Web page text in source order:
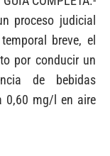
proceso judicial
breve, el
por conducir un
de bebidas
0,60 mg/l en aire